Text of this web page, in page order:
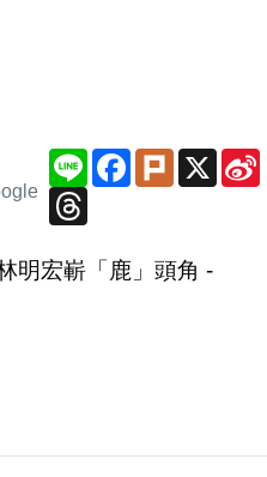
Line Facebook
PlurkX
Threads
明宏嶄「鹿」頭角 -